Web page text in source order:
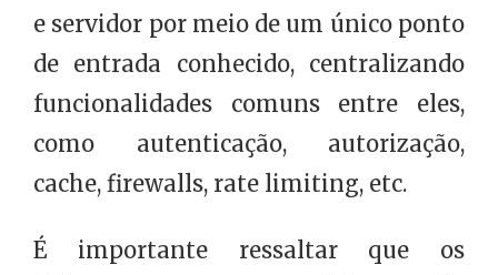
e servidor por meio de um único ponto
de entrada conhecido, centralizando
funcionalidades comuns entre eles,
como autenticação, autorização,
cache, firewalls, rate limiting, etc.
É importante ressaltar que os